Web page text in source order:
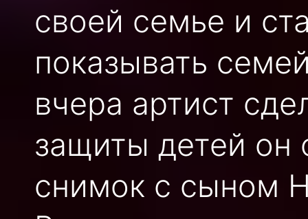
своей семье и
показывать
вчера артист
защиты детей он
снимок с сыном